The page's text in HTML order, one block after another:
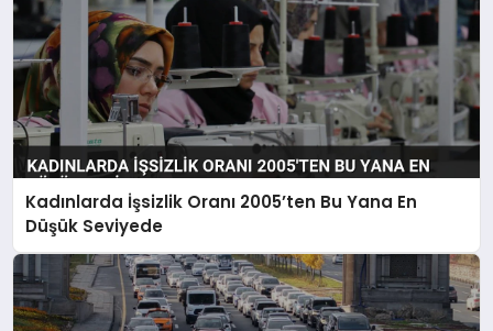
Kadınlarda İşsizlik Oranı 2005’ten Bu Yana En
Düşük Seviyede